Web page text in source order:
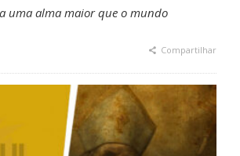
uma alma maior que o mundo
Compartilhar